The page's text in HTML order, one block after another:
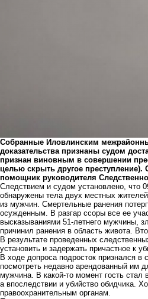
Собранные Иловлинским
доказательства признаны судом
признан виновным в совершении
целью скрыть другое
помощник руководителя
Следствием и судом установлено, что
обнаружены тела двух местных
из мужчин. Смертельные ранения
осужденным. В разгар ссоры все ее
высказываниями 51-летнего мужчины,
причинил ранения в область живота.
В результате проведенных
установить и задержать причастное к
В ходе допроса подросток признался
посмотреть недавно арендованный им
мужчина. В какой-то момент гость стал
а впоследствии и убийство обидчика.
правоохранительным органам.